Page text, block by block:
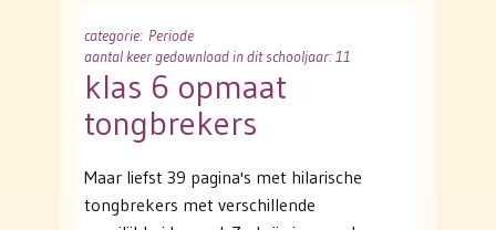
categorie: Periode
aantal keer gedownload in dit schooljaar: 11
klas 6 opmaat
tongbrekers
Maar liefst 39 pagina's met hilarische
tongbrekers met verschillende